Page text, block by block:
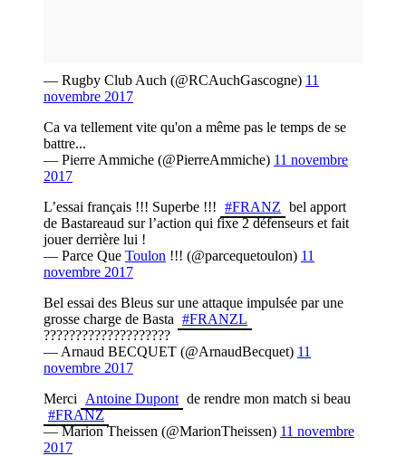
— Rugby Club Auch (@RCAuchGascogne) 11
novembre 2017
Ca va tellement vite qu'on a même pas le temps de se
battre...
— Pierre Ammiche (@PierreAmmiche) 11 novembre
2017
L’essai français !!! Superbe !!! #FRANZ bel apport
de Bastareaud sur l’action qui fixe 2 défenseurs et fait
jouer derrière lui !
— Parce Que Toulon !!! (@parcequetoulon) 11
novembre 2017
Bel essai des Bleus sur une attaque impulsée par une
grosse charge de Basta #FRANZL
????????????????????
— Arnaud BECQUET (@ArnaudBecquet) 11
novembre 2017
Merci
Antoine Dupont de rendre mon match si beau
#FRANZ
— Marion Theissen (@MarionTheissen) 11 novembre
2017